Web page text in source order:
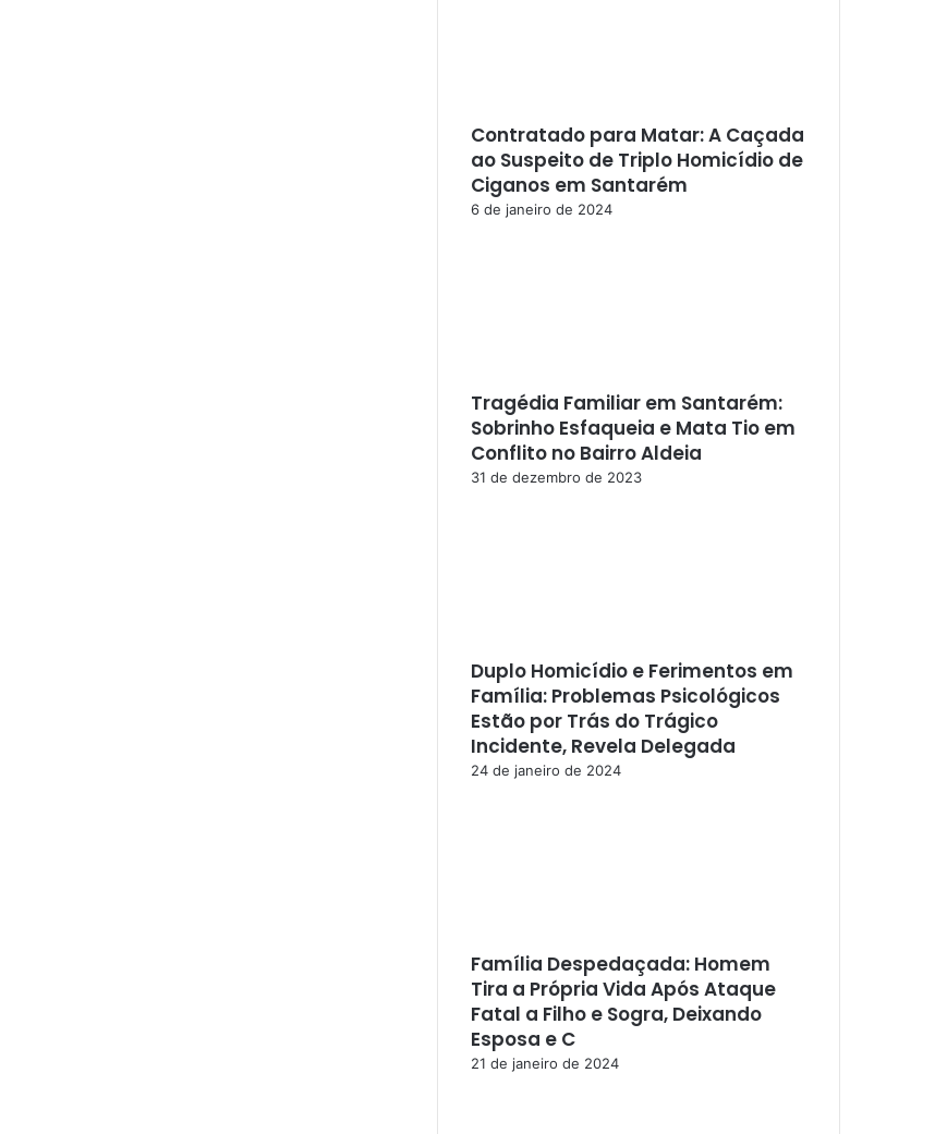
Contratado para Matar: A Caçada
ao Suspeito de Triplo Homicídio de
Ciganos em Santarém
6 de janeiro de 2024
Tragédia Familiar em Santarém:
Sobrinho Esfaqueia e Mata Tio em
Conflito no Bairro Aldeia
31 de dezembro de 2023
Duplo Homicídio e Ferimentos em
Família: Problemas Psicológicos
Estão por Trás do Trágico
Incidente, Revela Delegada
24 de janeiro de 2024
Família Despedaçada: Homem
Tira a Própria Vida Após Ataque
Fatal a Filho e Sogra, Deixando
Esposa e C
21 de janeiro de 2024